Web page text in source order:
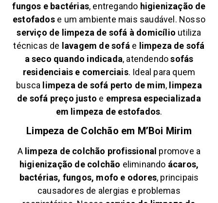
fungos e bactérias, entregando higienização de
estofadose um ambiente mais saudável. Nosso
serviço de limpeza de sofá à domicílio utiliza
técnicas de lavagem de sofá e limpeza de sofá
a seco quando indicada, atendendosofás
residenciais e comerciais. Ideal para quem
busca limpeza de sofá perto de mim, limpeza
de sofá preço justo e empresa especializada
em limpeza de estofados.
Limpeza de Colchão em M’Boi Mirim
A limpeza de colchão profissional promove a
higienização de colchão eliminando ácaros,
bactérias, fungos, mofo e odores, principais
causadores de alergias e problemas